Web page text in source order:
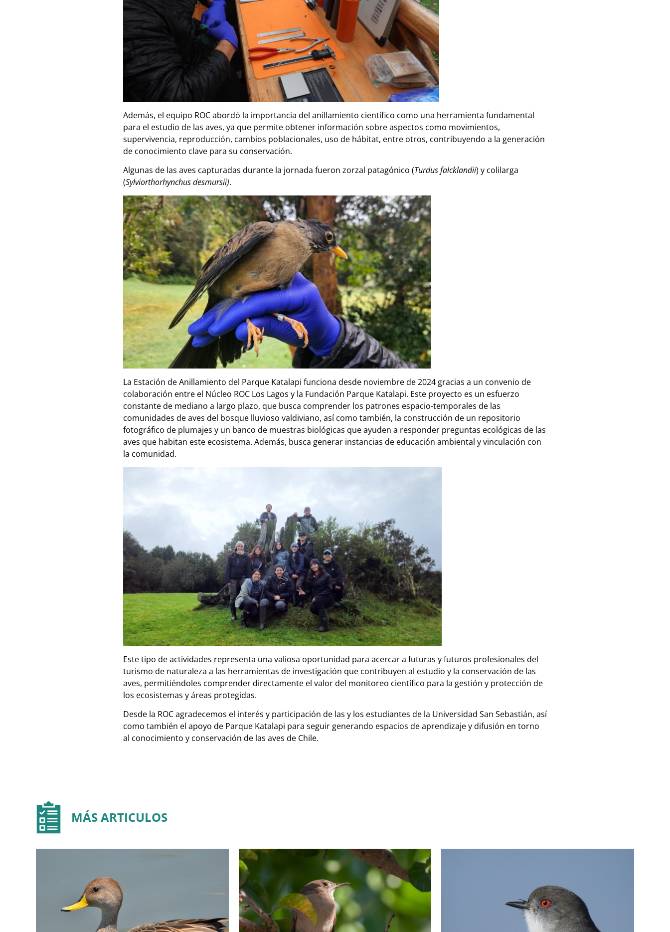
Además, el equipo ROC abordó la importancia del anillamiento científico como una herramienta fundamental
para el estudio de las aves, ya que permite obtener información sobre aspectos como movimientos,
supervivencia, reproducción, cambios poblacionales, uso de hábitat, entre otros, contribuyendo a la generación
de conocimiento clave para su conservación.
Algunas de las aves capturadas durante la jornada fueron zorzal patagónico (Turdus falcklandii) y colilarga
(Sylviorthorhynchus desmursii).
La Estación de Anillamiento del Parque Katalapi funciona desde noviembre de 2024 gracias a un convenio de
colaboración entre el Núcleo ROC Los Lagos y la Fundación Parque Katalapi. Este proyecto es un esfuerzo
constante de mediano a largo plazo, que busca comprender los patrones espacio-temporales de las
comunidades de aves del bosque lluvioso valdiviano, así como también, la construcción de un repositorio
fotográfico de plumajes y un banco de muestras biológicas que ayuden a responder preguntas ecológicas de las
aves que habitan este ecosistema. Además, busca generar instancias de educación ambiental y vinculación con
la comunidad.
Este tipo de actividades representa una valiosa oportunidad para acercar a futuras y futuros profesionales del
turismo de naturaleza a las herramientas de investigación que contribuyen al estudio y la conservación de las
aves, permitiéndoles comprender directamente el valor del monitoreo científico para la gestión y protección de
los ecosistemas y áreas protegidas.
Desde la ROC agradecemos el interés y participación de las y los estudiantes de la Universidad San Sebastián, así
como también el apoyo de Parque Katalapi para seguir generando espacios de aprendizaje y difusión en torno
al conocimiento y conservación de las aves de Chile.
MÁS ARTICULOS